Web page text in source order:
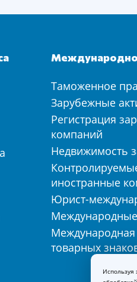
Таможенное
Зарубежные
Регистрация
компаний
Недвижимость
иностранные
Юрист-
Международная
товарных
Используя